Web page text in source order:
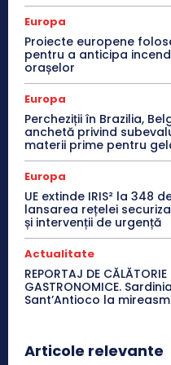
Europa
Proiecte europene
pentru a anticipa
orașelor
Europa
Percheziții în Brazilia,
anchetă privind
materii prime pentru
Europa
UE extinde IRIS² la 348
lansarea rețelei
și intervenții de urgență
Actualitate
REPORTAJ DE
GASTRONOMICE.
Sant’Antioco la
Articole relevante